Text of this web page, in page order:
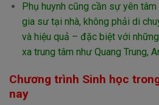
Phụ huynh cũng cần sự yên
gia sư tại nhà, không phải di
và hiệu quả – đặc biệt với
xa trung tâm như Quang Trung,
Chương trình Sinh học
nay